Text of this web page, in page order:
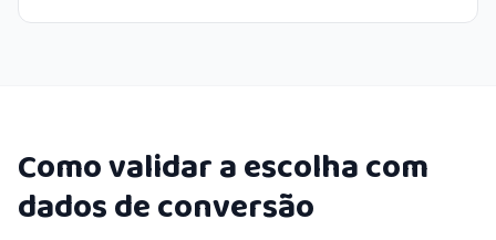
Como validar a escolha com
dados de conversão